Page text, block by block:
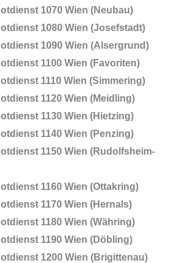
1070 Wien (Neubau)
1080 Wien (Josefstadt)
1090 Wien (Alsergrund)
1100 Wien (Favoriten)
1110 Wien (Simmering)
1120 Wien (Meidling)
1130 Wien (Hietzing)
1140 Wien (Penzing)
1150 Wien (Rudolfsheim-
1160 Wien (Ottakring)
1170 Wien (Hernals)
1180 Wien (Währing)
1190 Wien (Döbling)
1200 Wien (Brigittenau)